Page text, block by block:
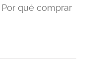
qué comprar